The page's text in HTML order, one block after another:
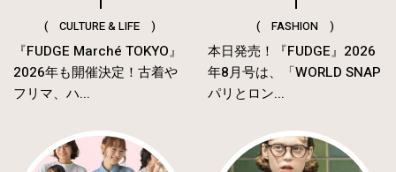
( CULTURE & LIFE )
『FUDGE Marché TOKYO』
2026年も開催決定！古着や
フリマ、ハ...
( FASHION )
本日発売！『FUDGE』2026
年8月号は、「WORLD SNAP
パリとロン...